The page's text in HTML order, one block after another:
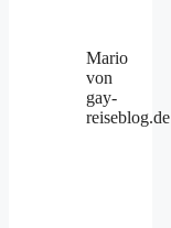
Mario
von
gay-
reiseblog.de